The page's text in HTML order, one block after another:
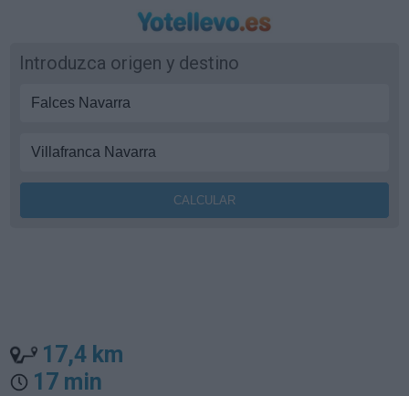
Introduzca origen y destino
17,4 km
17 min